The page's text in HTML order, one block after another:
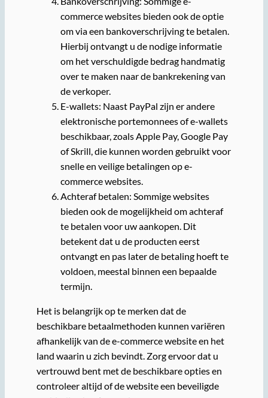
commerce websites bieden ook de optie
om via een bankoverschrijving te betalen.
Hierbij ontvangt u de nodige informatie
om het verschuldigde bedrag handmatig
over te maken naar de bankrekening van
de verkoper.
E-wallets: Naast PayPal zijn er andere
elektronische portemonnees of e-wallets
beschikbaar, zoals Apple Pay, Google Pay
of Skrill, die kunnen worden gebruikt voor
snelle en veilige betalingen op e-
commerce websites.
Achteraf betalen: Sommige websites
bieden ook de mogelijkheid om achteraf
te betalen voor uw aankopen. Dit
betekent dat u de producten eerst
ontvangt en pas later de betaling hoeft te
voldoen, meestal binnen een bepaalde
termijn.
Het is belangrijk op te merken dat de
beschikbare betaalmethoden kunnen variëren
afhankelijk van de e-commerce website en het
land waarin u zich bevindt. Zorg ervoor dat u
vertrouwd bent met de beschikbare opties en
controleer altijd of de website een beveiligde